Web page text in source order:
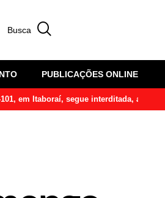
PUBLICAÇÕES ONLINE
101, em Itaboraí, segue interditada, após